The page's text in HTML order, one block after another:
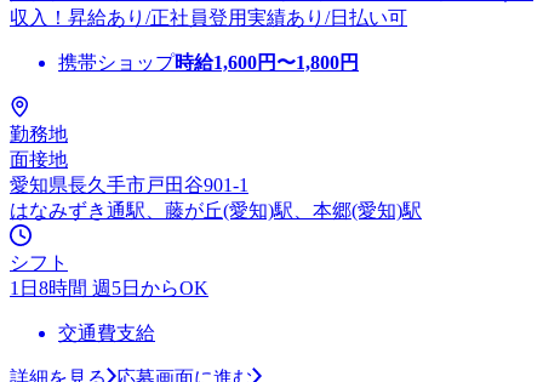
収入！昇給あり/正社員登用実績あり/日払い可
携帯ショップ時給1,600円〜1,800円
勤務地
面接地
愛知県長久手市戸田谷901-1
はなみずき通駅、藤が丘(愛知)駅、本郷(愛知)駅
シフト
1日8時間 週5日からOK
交通費支給
詳細を見る 応募画面に進む